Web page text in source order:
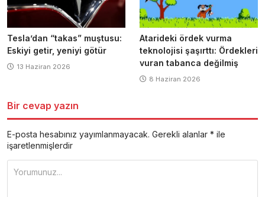
Tesla’dan “takas” muştusu:
Eskiyi getir, yeniyi götür
13 Haziran 2026
Atarideki ördek vurma
teknolojisi şaşırttı: Ördekleri
vuran tabanca değilmiş
8 Haziran 2026
Bir cevap yazın
E-posta hesabınız yayımlanmayacak. Gerekli alanlar * ile
işaretlenmişlerdir